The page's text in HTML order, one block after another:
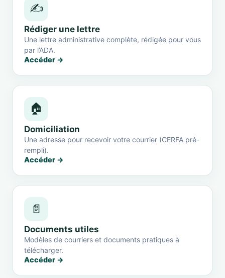
✍️
Rédiger une lettre
Une lettre administrative complète, rédigée pour vous
par l’ADA.
Accéder →
🏠
Domiciliation
Une adresse pour recevoir votre courrier (CERFA pré-
rempli).
Accéder →
📄
Documents utiles
Modèles de courriers et documents pratiques à
télécharger.
Accéder →